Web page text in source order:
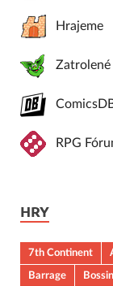
Hrajeme
Zatrolené
RPG
HRY
7th Continent
Barrage